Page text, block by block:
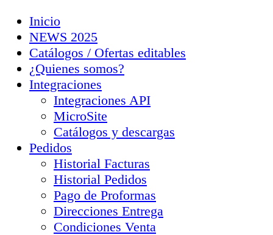
Inicio
NEWS 2025
Catálogos / Ofertas editables
¿Quienes somos?
Integraciones
Integraciones API
MicroSite
Catálogos y descargas
Pedidos
Historial Facturas
Historial Pedidos
Pago de Proformas
Direcciones Entrega
Condiciones Venta